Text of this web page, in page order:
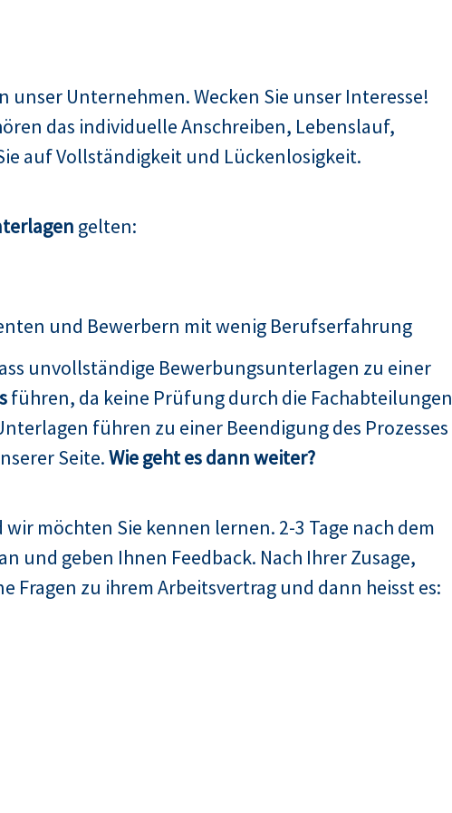
unser Unternehmen. Wecken Sie unser Interesse!
das individuelle Anschreiben, Lebenslauf,
auf Vollständigkeit und Lückenlosigkeit.
gelten:
und Bewerbern mit wenig Berufserfahrung
unvollständige Bewerbungsunterlagen zu einer
führen, da keine Prüfung durch die Fachabteilungen
führen zu einer Beendigung des Prozesses
Seite.Wie geht es dann weiter?
möchten Sie kennen lernen. 2-3 Tage nach dem
und geben Ihnen Feedback. Nach Ihrer Zusage,
Fragen zu ihrem Arbeitsvertrag und dann heisst es: